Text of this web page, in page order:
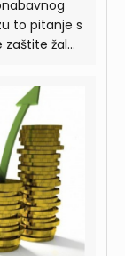
to pitanje s
žal...